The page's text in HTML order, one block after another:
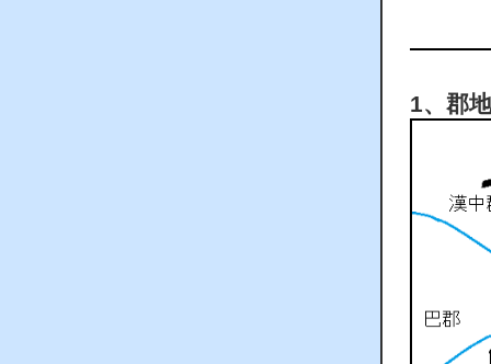
1、郡